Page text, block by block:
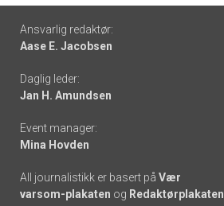
Footer
-
links
Ansvarlig redaktør:
Aase E. Jacobsen
Daglig leder:
Jan H. Amundsen
Event manager:
Mina Hovden
All journalistikk er basert på Vær
varsom-plakaten og Redaktørplakaten